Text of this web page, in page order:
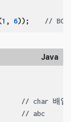
1 , 6)); //
Java
// char 배
// abc